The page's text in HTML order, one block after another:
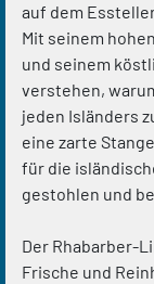
auf dem
Mit seinem
und seinem
verstehen,
jeden Isländers
eine zarte
für die
gestohlen und
Der Rhabarber-
Frische und